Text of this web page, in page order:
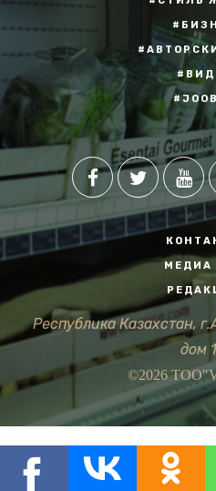
МЕДИА
Республика Казахстан,
дом
©2026